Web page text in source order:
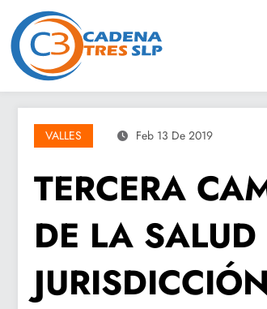
contenido
VALLES Feb 13 De 2019
TERCERA
DE LA